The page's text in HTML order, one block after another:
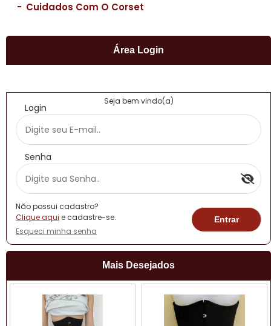
- Cuidados Com O Corset
Área Login
Seja bem vindo(a)
Login
Senha
Não possui cadastro?
Clique aqui e cadastre-se.
Esqueci minha senha
Mais Desejados